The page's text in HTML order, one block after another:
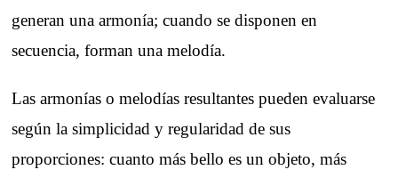
generan una armonía; cuando se disponen en
secuencia, forman una melodía.
Las armonías o melodías resultantes pueden evaluarse
según la simplicidad y regularidad de sus
proporciones: cuanto más bello es un objeto, más